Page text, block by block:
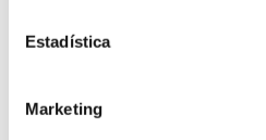
Estadística
Marketing